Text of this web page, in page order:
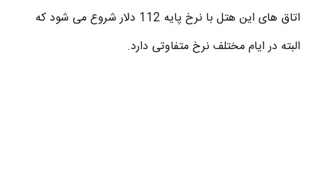
اتاق های این هتل با نرخ پایه 112 دلار شروع می شود که
البته در ایام مختلف نرخ متفاوتی دارد.